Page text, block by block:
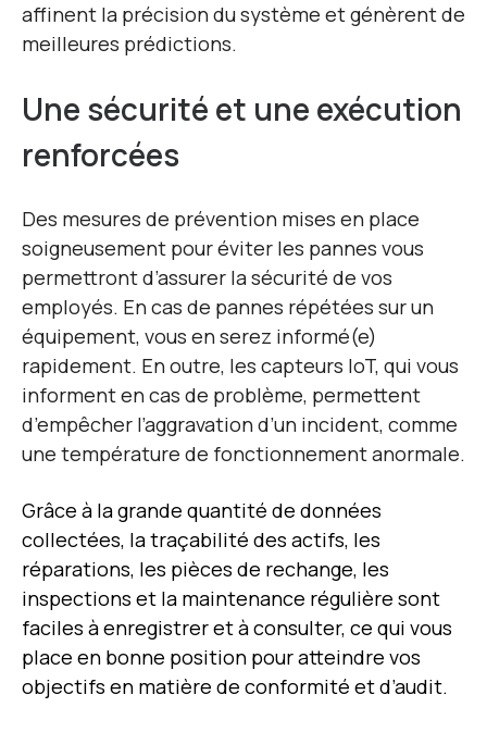
affinent la précision du système et génèrent de
meilleures prédictions.
Une sécurité et une exécution
renforcées
Des mesures de prévention mises en place
soigneusement pour éviter les pannes vous
permettront d’assurer la sécurité de vos
employés. En cas de pannes répétées sur un
équipement, vous en serez informé(e)
rapidement. En outre, les capteurs IoT, qui vous
informent en cas de problème, permettent
d’empêcher l’aggravation d’un incident, comme
une température de fonctionnement anormale.
Grâce à la grande quantité de données
collectées, la traçabilité des actifs, les
réparations, les pièces de rechange, les
inspections et la maintenance régulière sont
faciles à enregistrer et à consulter, ce qui vous
place en bonne position pour atteindre vos
objectifs en matière de conformité et d’audit.